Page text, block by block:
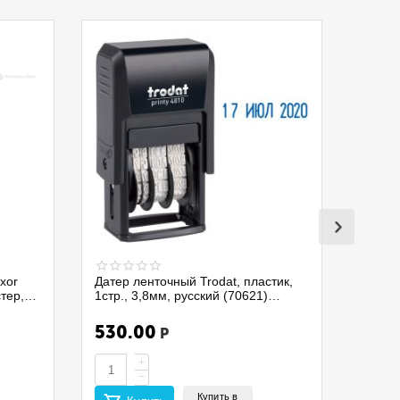
Датер ленточный Trodat, пластик,
1стр., 3,8мм, русский (70621)
530.00 Р
+
−
Купить в